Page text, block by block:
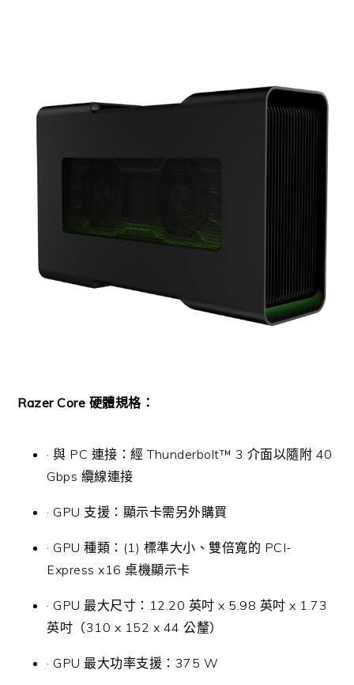
Razer Core 硬體規格：
· 與 PC 連接：經 Thunderbolt™ 3 介面以隨附 40
Gbps 纜線連接
· GPU 支援：顯示卡需另外購買
· GPU 種類：(1) 標準大小、雙倍寬的 PCI-
Express x16 桌機顯示卡
· GPU 最大尺寸：12.20 英吋 x 5.98 英吋 x 1.73
英吋（310 x 152 x 44 公釐）
· GPU 最大功率支援：375 W